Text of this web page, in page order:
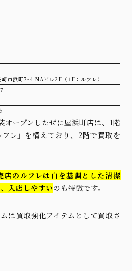
市浜町7-4 NAビル2F（1F：ルフレ）
ープンしたぜに屋浜町店は、1階
レ」を構えており、2階で買取を
店のルフレは白を基調とした清潔
入店しやすいのも特徴です。
は買取強化アイテムとして買取さ